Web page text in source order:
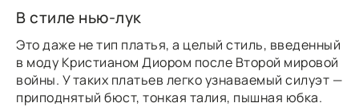
В стиле нью-лук
Это даже не тип платья, а целый стиль, введенный
в моду Кристианом Диором после Второй мировой
войны. У таких платьев легко узнаваемый силуэт —
приподнятый бюст, тонкая талия, пышная юбка.